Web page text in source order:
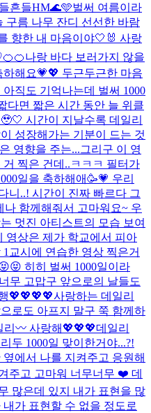
흔들HM🌊🩵벌써 여름이라
구름 나무 잔디 선선한 바람
향한 내 마음이야🤍🐰 사랑
🍊🍊나랑 바다 보러가지 않을
하해요💗💖 두근두근한 마음
직도 기억나는데 벌써 1000
다면 짧은 시간 동안 늘 위클
시간이 지날수록 데일리
성장해가는 기분이 드는 것
영향을 주는...그리구 이 영
찍은 건데..ㅋㅋㅋ 필터가
일을 축하해애🥳💗 우리
니..! 시간이 진짜 빠르다 그
나 함께해줘서 고마워요~ 우
멋진 아티스트의 모습 보여
영상은 제가 학교에서 피아
교시에 연습한 영상 찍은거
히히 벌써 1000일이라
무 고맙구 앞으로의 날들도
💖💖💖💖사랑하는 데일리
로도 아프지 말구 쭉 함께하
〰️ 사랑해💖💖💖데일리
두 1000일 맞이한거야...?!
에서 나를 지켜주고 응원해
주고 고마워 너무너무 ❤️ 데
많은데 있지 내가 표현을 많
가 표현할 수 없을 정도로